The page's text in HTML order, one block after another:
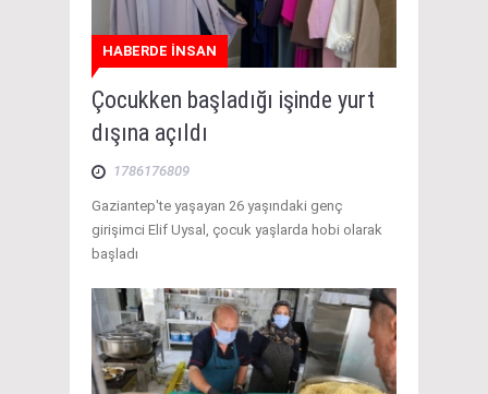
HABERDE İNSAN
Çocukken başladığı işinde yurt
dışına açıldı
1786176809
Gaziantep'te yaşayan 26 yaşındaki genç
girişimci Elif Uysal, çocuk yaşlarda hobi olarak
başladı